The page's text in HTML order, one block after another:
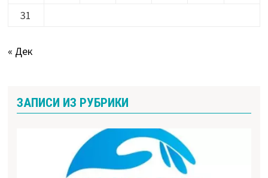
31
« Дек
ЗАПИСИ ИЗ РУБРИКИ